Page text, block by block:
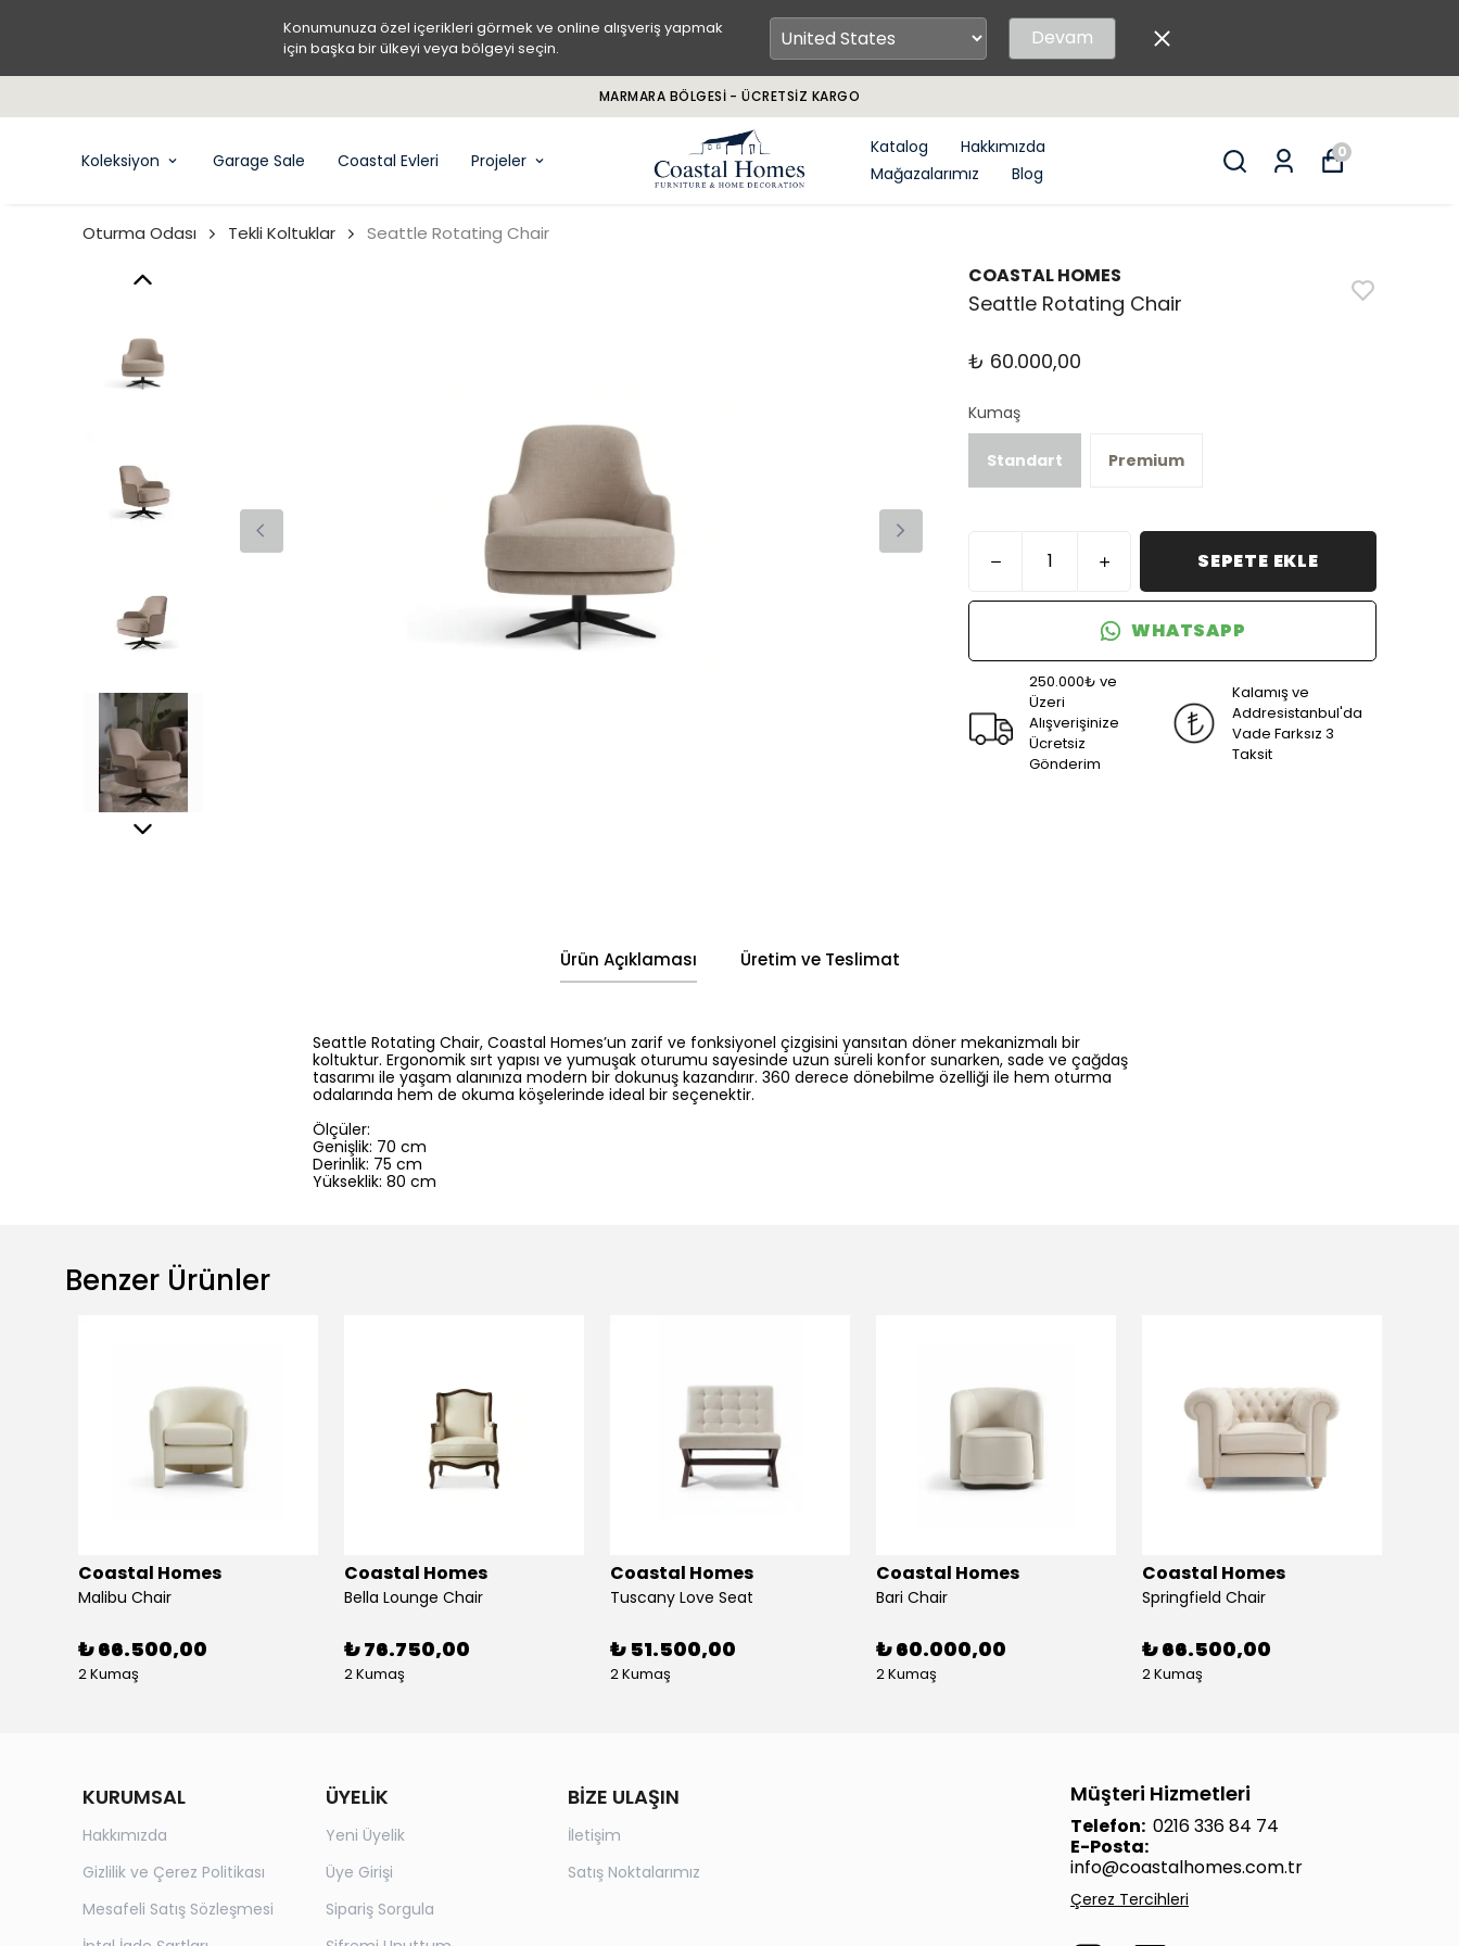
Konumunuza özel içerikleri görmek ve online alışveriş yapmak
için başka bir ülkeyi veya bölgeyi seçin.
Devam
Koleksiyon Garage Sale Coastal Evleri Projeler
Katalog
Hakkımızda
Mağazalarımız
Blog
0
Oturma Odası Tekli Koltuklar Seattle Rotating Chair
COASTAL HOMES
Seattle Rotating Chair
₺ 60.000,00
Kumaş
Standart Premium
SEPETE EKLE
WHATSAPP
250.000₺ ve
Üzeri
Alışverişinize
Ücretsiz
Gönderim
Kalamış ve
Addresistanbul'da
Vade Farksız 3
Taksit
Ürün Açıklaması Üretim ve Teslimat
Seattle Rotating Chair, Coastal Homes’un zarif ve fonksiyonel çizgisini yansıtan döner mekanizmalı bir
koltuktur. Ergonomik sırt yapısı ve yumuşak oturumu sayesinde uzun süreli konfor sunarken, sade ve çağdaş
tasarımı ile yaşam alanınıza modern bir dokunuş kazandırır. 360 derece dönebilme özelliği ile hem oturma
odalarında hem de okuma köşelerinde ideal bir seçenektir.
Ölçüler:
Genişlik: 70 cm
Derinlik: 75 cm
Yükseklik: 80 cm
Benzer Ürünler
Coastal Homes
Malibu Chair
₺ 66.500,00
2 Kumaş
Coastal Homes
Bella Lounge Chair
₺ 76.750,00
2 Kumaş
Coastal Homes
Tuscany Love Seat
₺ 51.500,00
2 Kumaş
Coastal Homes
Bari Chair
₺ 60.000,00
2 Kumaş
Coastal Homes
Springfield Chair
₺ 66.500,00
2 Kumaş
KURUMSAL
Hakkımızda
Gizlilik ve Çerez Politikası
Mesafeli Satış Sözleşmesi
ÜYELİK
Yeni Üyelik
Üye Girişi
Sipariş Sorgula
BİZE ULAŞIN
İletişim
Satış Noktalarımız
Müşteri Hizmetleri
Telefon: 0216 336 84 74
E-Posta:
info@coastalhomes.com.tr
Çerez Tercihleri